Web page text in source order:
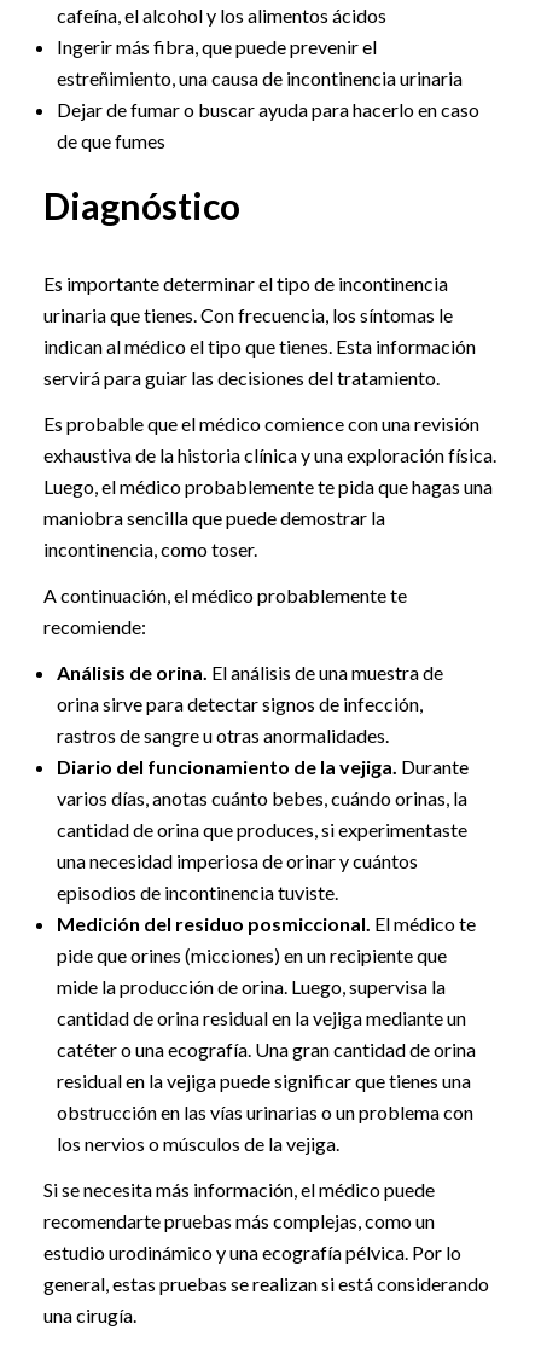
cafeína, el alcohol y los alimentos ácidos
Ingerir más fibra, que puede prevenir el
estreñimiento, una causa de incontinencia urinaria
Dejar de fumar o buscar ayuda para hacerlo en caso
de que fumes
Diagnóstico
Es importante determinar el tipo de incontinencia
urinaria que tienes. Con frecuencia, los síntomas le
indican al médico el tipo que tienes. Esta información
servirá para guiar las decisiones del tratamiento.
Es probable que el médico comience con una revisión
exhaustiva de la historia clínica y una exploración física.
Luego, el médico probablemente te pida que hagas una
maniobra sencilla que puede demostrar la
incontinencia, como toser.
A continuación, el médico probablemente te
recomiende:
Análisis de orina. El análisis de una muestra de
orina sirve para detectar signos de infección,
rastros de sangre u otras anormalidades.
Diario del funcionamiento de la vejiga. Durante
varios días, anotas cuánto bebes, cuándo orinas, la
cantidad de orina que produces, si experimentaste
una necesidad imperiosa de orinar y cuántos
episodios de incontinencia tuviste.
Medición del residuo posmiccional. El médico te
pide que orines (micciones) en un recipiente que
mide la producción de orina. Luego, supervisa la
cantidad de orina residual en la vejiga mediante un
catéter o una ecografía. Una gran cantidad de orina
residual en la vejiga puede significar que tienes una
obstrucción en las vías urinarias o un problema con
los nervios o músculos de la vejiga.
Si se necesita más información, el médico puede
recomendarte pruebas más complejas, como un
estudio urodinámico y una ecografía pélvica. Por lo
general, estas pruebas se realizan si está considerando
una cirugía.